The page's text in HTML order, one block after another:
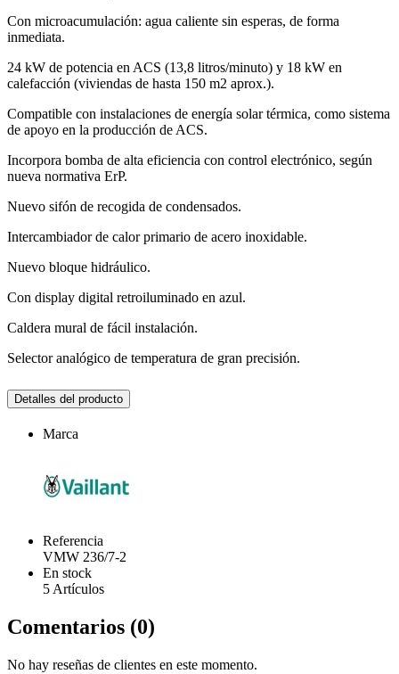
Con microacumulación: agua caliente sin esperas, de forma
inmediata.
24 kW de potencia en ACS (13,8 litros/minuto) y 18 kW en
calefacción (viviendas de hasta 150 m2 aprox.).
Compatible con instalaciones de energía solar térmica, como sistema
de apoyo en la producción de ACS.
Incorpora bomba de alta eficiencia con control electrónico, según
nueva normativa ErP.
Nuevo sifón de recogida de condensados.
Intercambiador de calor primario de acero inoxidable.
Nuevo bloque hidráulico.
Con display digital retroiluminado en azul.
Caldera mural de fácil instalación.
Selector analógico de temperatura de gran precisión.
Detalles del producto
Marca
Referencia
VMW 236/7-2
En stock
5 Artículos
Comentarios (0)
No hay reseñas de clientes en este momento.